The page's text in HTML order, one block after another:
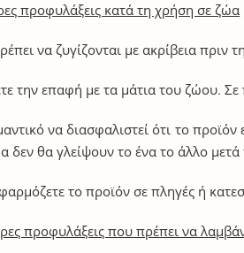
προφυλάξεις κατά τη χρήση σε ζώα
να ζυγίζονται με ακρίβεια πριν
την επαφή με τα μάτια του ζώου. Σε
να διασφαλιστεί ότι το
δεν θα γλείψουν το ένα το άλλο
το προϊόν σε πληγές ή
προφυλάξεις που πρέπει να